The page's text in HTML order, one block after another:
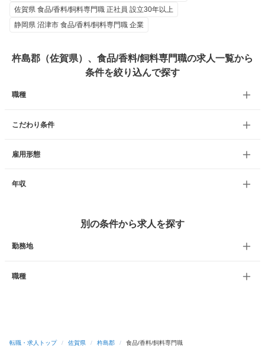
佐賀県 食品/香料/飼料専門職 正社員 設立30年以上
静岡県 沼津市 食品/香料/飼料専門職 企業
杵島郡（佐賀県）、食品/香料/飼料専門職の求人一覧から
条件を絞り込んで探す
職種
こだわり条件
雇用形態
年収
別の条件から求人を探す
勤務地
職種
転職・求人トップ / 佐賀県 / 杵島郡 / 食品/香料/飼料専門職